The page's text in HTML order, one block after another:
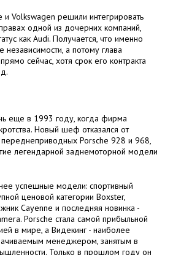
и Volkswagen решили интегрировать
одной из дочерних компаний,
как Audi. Получается, что именно
а потому глава
сейчас, хотя срок его контракта
еще в 1993 году, когда фирма
Новый шеф отказался от
Porsche 928 и 968,
легендарной заднемоторной модели
успешные модели: спортивный
ценовой категории Boxster,
Cayenne и последняя новинка -
Porsche стала самой прибыльной
в мире, а Видекинг - наиболее
менеджером, занятым в
Только в прошлом году он